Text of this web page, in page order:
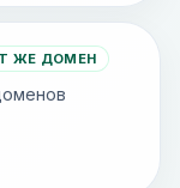
ЖЕ ДОМЕН